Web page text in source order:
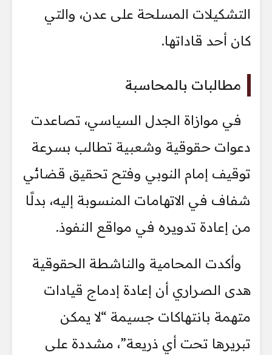
التشكيلات المسلحة على عدن، والتي
كان أحد قاداتها.
مطالبات بالمحاسبة
في موازاة الجدل السياسي، تصاعدت
دعوات حقوقية وشعبية تطالب بسرعة
توقيف إمام النوبي وفتح تحقيق قضائي
شفاف في الاتهامات المنسوبة إليه، بدلًا
من إعادة تدويره في مواقع النفوذ.
وأكدت المحامية والناشطة الحقوقية
هدى الصراري أن إعادة إدماج قيادات
متهمة بانتهاكات جسيمة “لا يمكن
تبريرها تحت أي ذريعة”، مشددة على